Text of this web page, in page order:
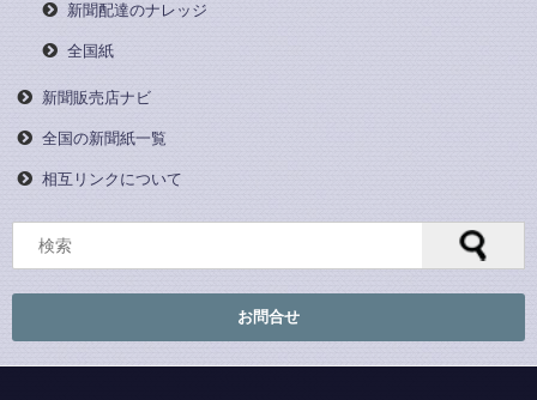
新聞配達のナレッジ
全国紙
新聞販売店ナビ
全国の新聞紙一覧
相互リンクについて
お問合せ